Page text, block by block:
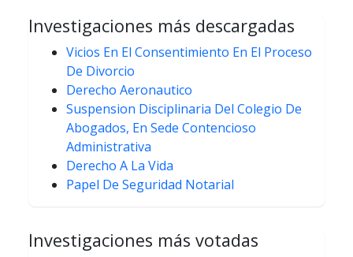
Investigaciones más descargadas
Vicios En El Consentimiento En El Proceso
De Divorcio
Derecho Aeronautico
Suspension Disciplinaria Del Colegio De
Abogados, En Sede Contencioso
Administrativa
Derecho A La Vida
Papel De Seguridad Notarial
Investigaciones más votadas